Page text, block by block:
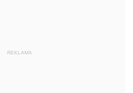
REKLAMA